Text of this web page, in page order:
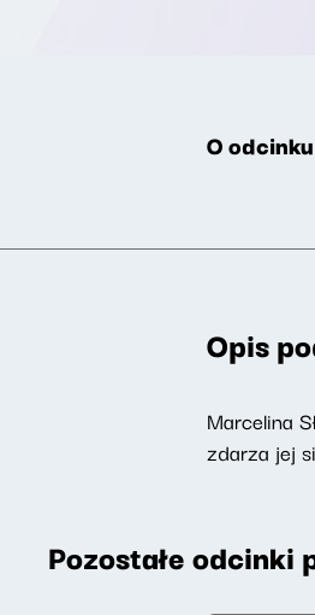
O odcinku
Opis
Marcelina
zdarza jej
Pozostałe odcinki